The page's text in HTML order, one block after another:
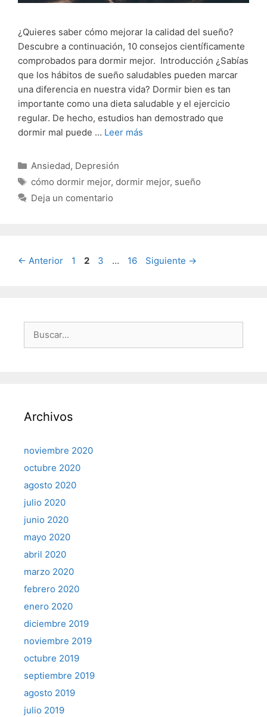
¿Quieres saber cómo mejorar la calidad del sueño?
Descubre a continuación, 10 consejos científicamente
comprobados para dormir mejor. Introducción ¿Sabías
que los hábitos de sueño saludables pueden marcar
una diferencia en nuestra vida? Dormir bien es tan
importante como una dieta saludable y el ejercicio
regular. De hecho, estudios han demostrado que
dormir mal puede … Leer más
Categorías
Ansiedad, Depresión
Etiquetas
cómo dormir mejor, dormir mejor, sueño
Deja un comentario
← Anterior Página
1 Página
2 Página
3 … Página
16 Siguiente →
Archivos
noviembre 2020
octubre 2020
agosto 2020
julio 2020
junio 2020
mayo 2020
abril 2020
marzo 2020
febrero 2020
enero 2020
diciembre 2019
noviembre 2019
octubre 2019
septiembre 2019
agosto 2019
julio 2019